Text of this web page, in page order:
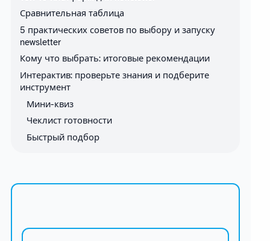
Сравнительная таблица
5 практических советов по выбору и запуску
newsletter
Кому что выбрать: итоговые рекомендации
Интерактив: проверьте знания и подберите
инструмент
Мини-квиз
Чеклист готовности
Быстрый подбор